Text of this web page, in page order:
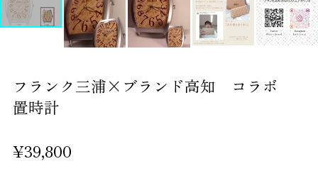
フランク三浦×ブランド高知 コラボ
置時計
¥39,800